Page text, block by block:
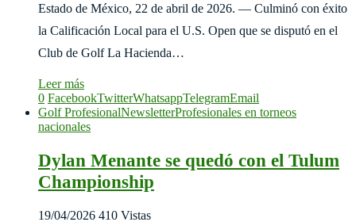
Estado de México, 22 de abril de 2026. — Culminó con éxito
la Calificación Local para el U.S. Open que se disputó en el
Club de Golf La Hacienda…
Leer más
0 FacebookTwitterWhatsappTelegramEmail
Golf ProfesionalNewsletterProfesionales en torneos
nacionales
Dylan Menante se quedó con el Tulum
Championship
19/04/2026 410 Vistas